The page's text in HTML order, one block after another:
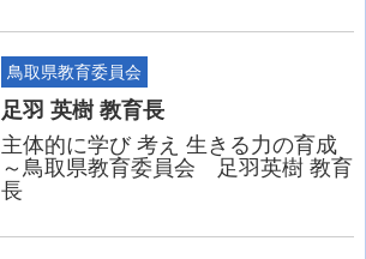
鳥取県教育委員会
足羽 英樹 教育長
主体的に学び 考え 生きる力の育成
～鳥取県教育委員会 足羽英樹 教育
長